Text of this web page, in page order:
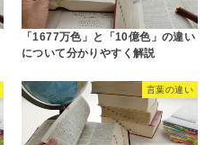
「1677万色」と「10億色」の違い
について分かりやすく解説
言葉の違い